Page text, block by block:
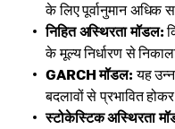
के लिए पूर्वानुमान अधिक
निहित अस्थिरता मॉडल:
के मूल्य निर्धारण से
GARCH मॉडल: यह
बदलावों से प्रभावित
स्टोकेस्टिक अस्थिरता